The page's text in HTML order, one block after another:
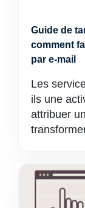
Guide de
comment
par e-mail
Les
ils une
attribuer